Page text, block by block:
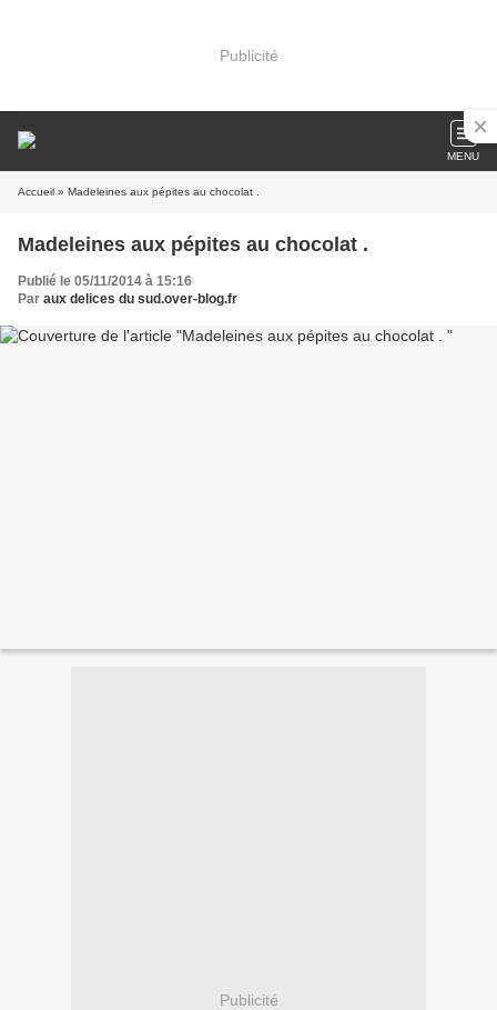
Publicité
MENU
Accueil » Madeleines aux pépites au chocolat .
Madeleines aux pépites au chocolat .
Publié le 05/11/2014 à 15:16
Par aux delices du sud.over-blog.fr
Publicité